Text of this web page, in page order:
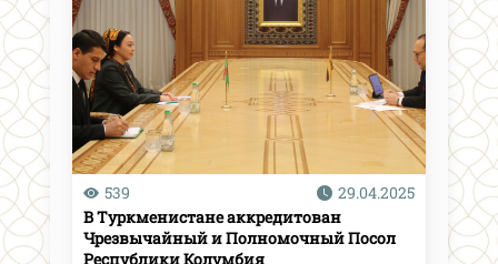
539
29.04.2025
В Туркменистане аккредитован
Чрезвычайный и Полномочный Посол
Республики Колумбия